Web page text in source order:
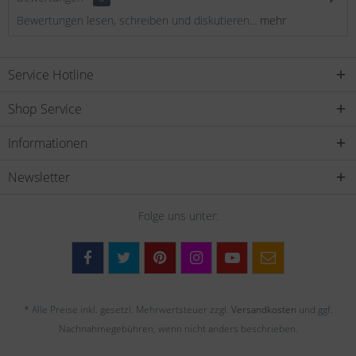
Bewertungen lesen, schreiben und diskutieren... mehr
Service Hotline
Shop Service
Informationen
Newsletter
Folge uns unter:
* Alle Preise inkl. gesetzl. Mehrwertsteuer zzgl. Versandkosten und ggf.
Nachnahmegebühren, wenn nicht anders beschrieben.